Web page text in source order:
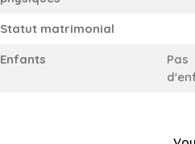
Statut matrimonial
Enfants
Pas